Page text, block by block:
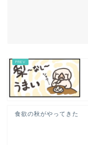
食欲の秋がやってきた